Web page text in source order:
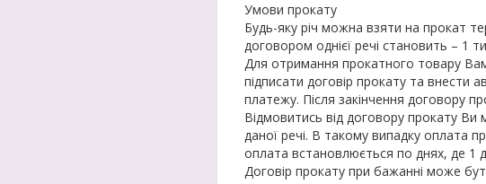
Умови прокату
Будь-яку річ можна взяти на прокат
договором однієї речі становить – 1
Для отримання прокатного товару
підписати договір прокату та внести
платежу. Після закінчення договору
Відмовитись від договору прокату
даної речі. В такому випадку оплата
оплата встановлюється по днях, де 1
Договір прокату при бажанні може